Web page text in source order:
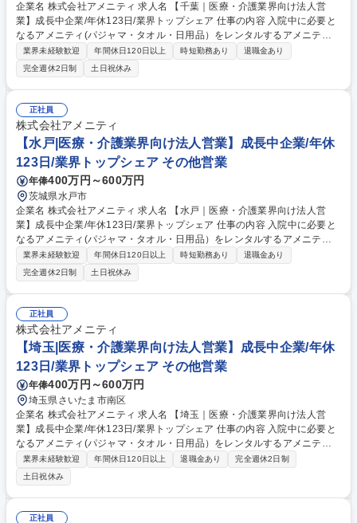
企業名 株式会社アメニティ 求人名 【千葉｜医療・介護業界向け法人営
業】成長中企業/年休123日/業界トップシェア 仕事の内容 入院中に必要と
なるアメニティ(パジャマ・タオル・日用品）をレンタルするアメニティ
サポートシステムを提供している当社にて、病院・介護施設向けの提案営
業をお任せ致します。 アメニティのレンタルサービスの提案だけでなく、
人材派遣・紹介等幅広く事業展開しているため、多角的に提案ができるこ
ともポイントの一つです。社会貢献性も高く、今後の高齢化社会において
成長が見込める産業です。 また、病院や介護施設の業務軽減に貢献する事
で、患者様、利用者様へのサービス向上に直結する為、大変やりがいのあ
るお仕事です。 ★2007年の設立以来、従業員数2,600名を超える企業に成
長した優良企業！ 募集職種 【千葉｜医療・介護業界向け法人営業】成長
中企業/年休123日/業界トップシェア
業界未経験歓迎 年間休日120日以上 時短勤務あり
退職金あり
完全週休2日制
土日祝休み
正社員
株式会社アメニティ
【水戸|医療・介護業界向け法人営業】成長中企業/年休
123日/業界トップシェア その他営業
年俸400万円～600万円
茨城県水戸市
企業名 株式会社アメニティ 求人名 【水戸｜医療・介護業界向け法人営
業】成長中企業/年休123日/業界トップシェア 仕事の内容 入院中に必要と
なるアメニティ(パジャマ・タオル・日用品）をレンタルするアメニティ
サポートシステムを提供している当社にて、病院・介護施設向けの提案営
業をお任せ致します。 アメニティのレンタルサービスの提案だけでなく、
人材派遣・紹介等幅広く事業展開しているため、多角的に提案ができるこ
ともポイントの一つです。社会貢献性も高く、今後の高齢化社会において
成長が見込める産業です。 また、病院や介護施設の業務軽減に貢献する事
で、患者様、利用者様へのサービス向上に直結する為、大変やりがいのあ
るお仕事です。 ★2007年の設立以来、従業員数2,600名を超える企業に成
長した優良企業！ 募集職種 【水戸｜医療・介護業界向け法人営業】成長
中企業/年休123日/業界トップシェア
業界未経験歓迎 年間休日120日以上 時短勤務あり
退職金あり
完全週休2日制
土日祝休み
正社員
株式会社アメニティ
【埼玉|医療・介護業界向け法人営業】成長中企業/年休
123日/業界トップシェア その他営業
年俸400万円～600万円
埼玉県さいたま市南区
企業名 株式会社アメニティ 求人名 【埼玉｜医療・介護業界向け法人営
業】成長中企業/年休123日/業界トップシェア 仕事の内容 入院中に必要と
なるアメニティ(パジャマ・タオル・日用品）をレンタルするアメニティ
サポートシステムを提供している当社にて、病院・介護施設向けの提案営
業をお任せ致します。 アメニティのレンタルサービスの提案だけでなく、
人材派遣・紹介等幅広く事業展開しているため、多角的に提案ができるこ
ともポイントの一つです。社会貢献性も高く、今後の高齢化社会において
成長が見込める産業です。 また、病院や介護施設の業務軽減に貢献する事
業界未経験歓迎 年間休日120日以上 退職金あり
完全週休2日制
土日祝休み
正社員